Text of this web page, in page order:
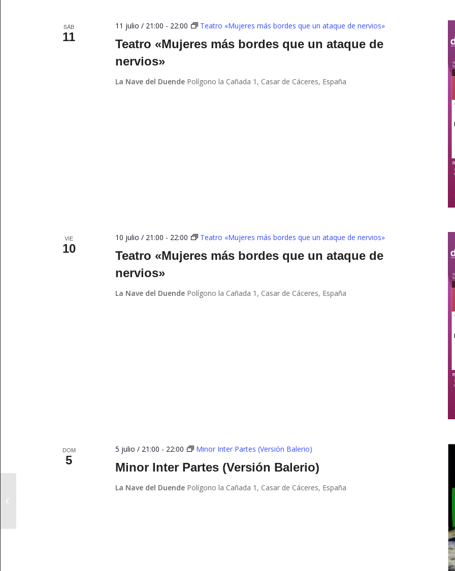
SÁB
11
Teatro «Mujeres más bordes que un ataque de
nervios»
11 julio / 21:00 - 22:00 Teatro «Mujeres más bordes que un ataque de nervios»
La Nave del Duende Polígono la Cañada 1, Casar de Cáceres, España
VIE
10
Teatro «Mujeres más bordes que un ataque de
nervios»
10 julio / 21:00 - 22:00 Teatro «Mujeres más bordes que un ataque de nervios»
La Nave del Duende Polígono la Cañada 1, Casar de Cáceres, España
DOM
5
Minor Inter Partes (Versión Balerio)
5 julio / 21:00 - 22:00 Minor Inter Partes (Versión Balerio)
La Nave del Duende Polígono la Cañada 1, Casar de Cáceres, España